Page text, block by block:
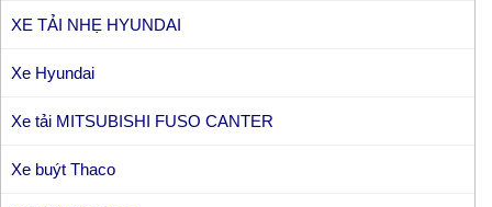
XE TẢI NHẸ HYUNDAI
Xe Hyundai
Xe tải MITSUBISHI FUSO CANTER
Xe buýt Thaco